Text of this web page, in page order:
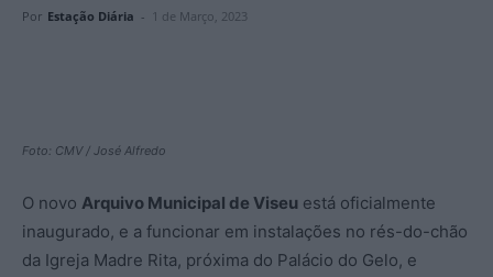
Por Estação Diária - 1 de Março, 2023
Foto: CMV / José Alfredo
O novo Arquivo Municipal de Viseu está oficialmente
inaugurado, e a funcionar em instalações no rés-do-chão
da Igreja Madre Rita, próxima do Palácio do Gelo, e